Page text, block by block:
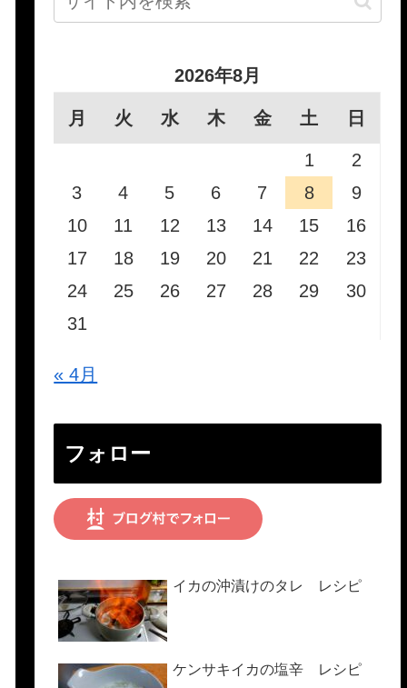
2026年8月
月 火 水 木 金 土 日
1
2
3
4 5 6 7 8
9
10
11 12 13 14 15
16
17
18 19 20 21 22
23
24
25 26 27 28 29
30
31
« 4月
フォロー
イカの沖漬けのタレ レシピ
ケンサキイカの塩辛 レシピ